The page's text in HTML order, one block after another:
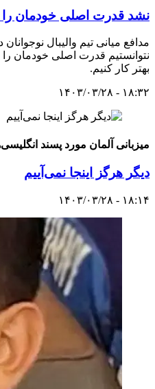
نشد قدرت اصلی خودمان را
مدافع میانی تیم والیبال
نتوانستیم قدرت اصلی خودمان را
بهتر کار کنیم.
۱۸:۳۲ - ۱۴۰۳/۰۳/۲۸
میزبانی آلمان مورد پسند
دیگر هرگز اینجا نمی‌آییم
۱۸:۱۴ - ۱۴۰۳/۰۳/۲۸